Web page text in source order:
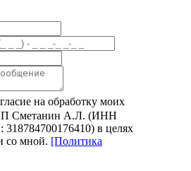
на обработку моих
Сметанин А.Л. (ИНН
в целях
со мной. [Политика